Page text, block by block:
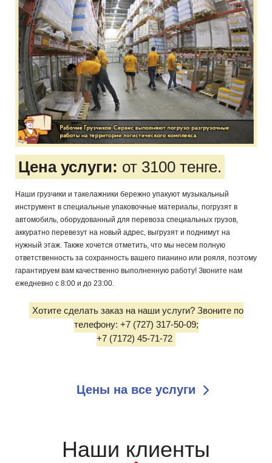
Цена услуги: от 3100 тенге.
Наши грузчики и такелажники бережно упакуют музыкальный
инструмент в специальные упаковочные материалы, погрузят в
автомобиль, оборудованный для перевоза специальных грузов,
аккуратно перевезут на новый адрес, выгрузят и поднимут на
нужный этаж. Также хочется отметить, что мы несем полную
ответственность за сохранность вашего пианино или рояля, поэтому
гарантируем вам качественно выполненную работу! Звоните нам
ежедневно с 8:00 и до 23:00.
Хотите сделать заказ на наши услуги? Звоните по
телефону: +7 (727) 317-50-09;
+7 (7172) 45-71-72
Цены на все услуги
Наши клиенты